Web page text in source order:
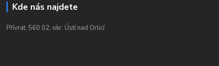
Kde nás najdete
Přívrat, 560 02, okr. Ústí nad Orlicí